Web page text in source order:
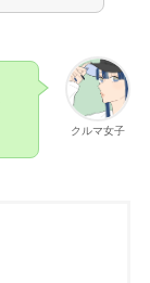
クルマ女子